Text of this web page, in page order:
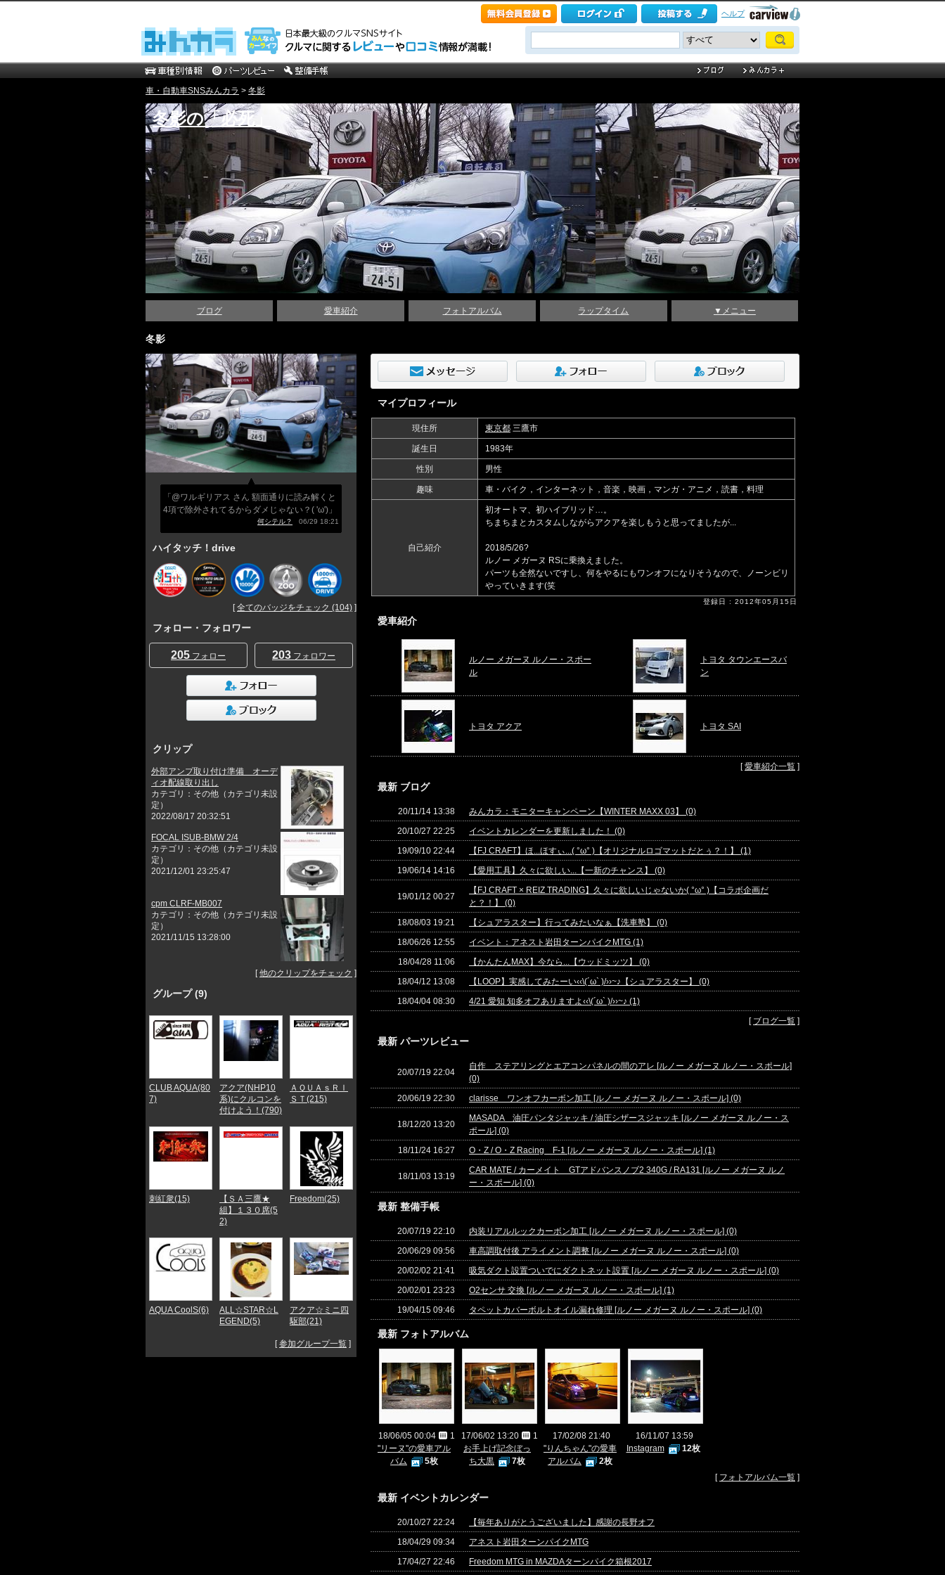
ヘルプ
車・自動車SNSみんカラ > 冬影
冬影の「必死」
ブログ 愛車紹介 フォトアルバム ラップタイム ▼メニュー
冬影
「@ワルギリアス さん 額面通りに読み解くと
4項で除外されてるからダメじゃない？( 'ω')」
何シテル？ 06/29 18:21
ハイタッチ！drive
[全てのバッジをチェック (104) ]
フォロー・フォロワー
205 フォロー 203 フォロワー
クリップ
外部アンプ取り付け準備 オーデ
ィオ配線取り出し
カテゴリ：その他（カテゴリ未設
定）
2022/08/17 20:32:51
FOCAL ISUB-BMW 2/4
カテゴリ：その他（カテゴリ未設
定）
2021/12/01 23:25:47
cpm CLRF-MB007
カテゴリ：その他（カテゴリ未設
定）
2021/11/15 13:28:00
[他のクリップをチェック ]
グループ (9)
CLUB AQUA(80
7)
アクア(NHP10
系)にクルコンを
付けよう！(790)
ＡＱＵＡｓＲＩ
ＳＴ(215)
刺紅衆(15)
【ＳＡ三鷹★
組】１３０席(5
2)
Freedom(25)
AQUA CoolS(6)
ALL☆STAR☆L
EGEND(5)
アクア☆ミニ四
駆部(21)
[参加グループ一覧 ]
マイプロフィール
現住所 東京都 三鷹市
誕生日 1983年
性別 男性
趣味 車・バイク，インターネット，音楽，映画，マンガ・アニメ，読書，料理
自己紹介
初オートマ、初ハイブリッド…。
ちまちまとカスタムしながらアクアを楽しもうと思ってましたが...
2018/5/26?
ルノー メガーヌ RSに乗換えました。
パーツも全然ないですし、何をやるにもワンオフになりそうなので、ノーンビリ
やっていきます(笑
登録日 : 2012年05月15日
愛車紹介
ルノー メガーヌ ルノー・スポー
ル
トヨタ タウンエースバ
ン
トヨタ アクア トヨタ SAI
[愛車紹介一覧 ]
最新 ブログ
20/11/14 13:38
みんカラ：モニターキャンペーン【WINTER MAXX 03】 (0)
20/10/27 22:25
イベントカレンダーを更新しました！ (0)
19/09/10 22:44
【FJ CRAFT】ほ...ほすぃ...( °ω° )【オリジナルロゴマットだとぅ？！】 (1)
19/06/14 14:16
【愛用工具】久々に欲しい...【一新のチャンス】 (0)
19/01/12 00:27
【FJ CRAFT × REIZ TRADING】久々に欲しいじゃないか( °ω° )【コラボ企画だ
と？！】 (0)
18/08/03 19:21
【シュアラスター】行ってみたいなぁ【洗車塾】 (0)
18/06/26 12:55
イベント：アネスト岩田ターンパイクMTG (1)
18/04/28 11:06
【かんたんMAX】今なら...【ウッドミッツ】 (0)
18/04/12 13:08
【LOOP】実感してみたーい‹‹\(´ω` )/››~♪【シュアラスター】 (0)
18/04/04 08:30
4/21 愛知 知多オフありますよ‹‹\(´ω` )/››~♪ (1)
[ ブログ一覧 ]
最新 パーツレビュー
20/07/19 22:04
自作 ステアリングとエアコンパネルの間のアレ [ルノー メガーヌ ルノー・スポール]
(0)
20/06/19 22:30
clarisse ワンオフカーボン加工 [ルノー メガーヌ ルノー・スポール] (0)
18/12/20 13:20
MASADA 油圧パンタジャッキ / 油圧シザースジャッキ [ルノー メガーヌ ルノー・ス
ポール] (0)
18/11/24 16:27
O・Z / O・Z Racing F-1 [ルノー メガーヌ ルノー・スポール] (1)
18/11/03 13:19
CAR MATE / カーメイト GTアドバンスノブ2 340G / RA131 [ルノー メガーヌ ルノ
ー・スポール] (0)
最新 整備手帳
20/07/19 22:10
内装リアルルックカーボン加工 [ルノー メガーヌ ルノー・スポール] (0)
20/06/29 09:56
車高調取付後 アライメント調整 [ルノー メガーヌ ルノー・スポール] (0)
20/02/02 21:41
吸気ダクト設置ついでにダクトネット設置 [ルノー メガーヌ ルノー・スポール] (0)
20/02/01 23:23
O2センサ 交換 [ルノー メガーヌ ルノー・スポール] (1)
19/04/15 09:46
タペットカバーボルトオイル漏れ修理 [ルノー メガーヌ ルノー・スポール] (0)
最新 フォトアルバム
18/06/05 00:04
1
"リーヌ"の愛車アル
バム
5枚
17/06/02 13:20
1
お手上げ記念ぼっ
ち大黒
7枚
17/02/08 21:40
"りんちゃん"の愛車
アルバム
2枚
16/11/07 13:59
Instagram
12枚
[ フォトアルバム一覧 ]
最新 イベントカレンダー
20/10/27 22:24
【毎年ありがとうございました】感謝の長野オフ
18/04/29 09:34
アネスト岩田ターンパイクMTG
17/04/27 22:46
Freedom MTG in MAZDAターンパイク箱根2017